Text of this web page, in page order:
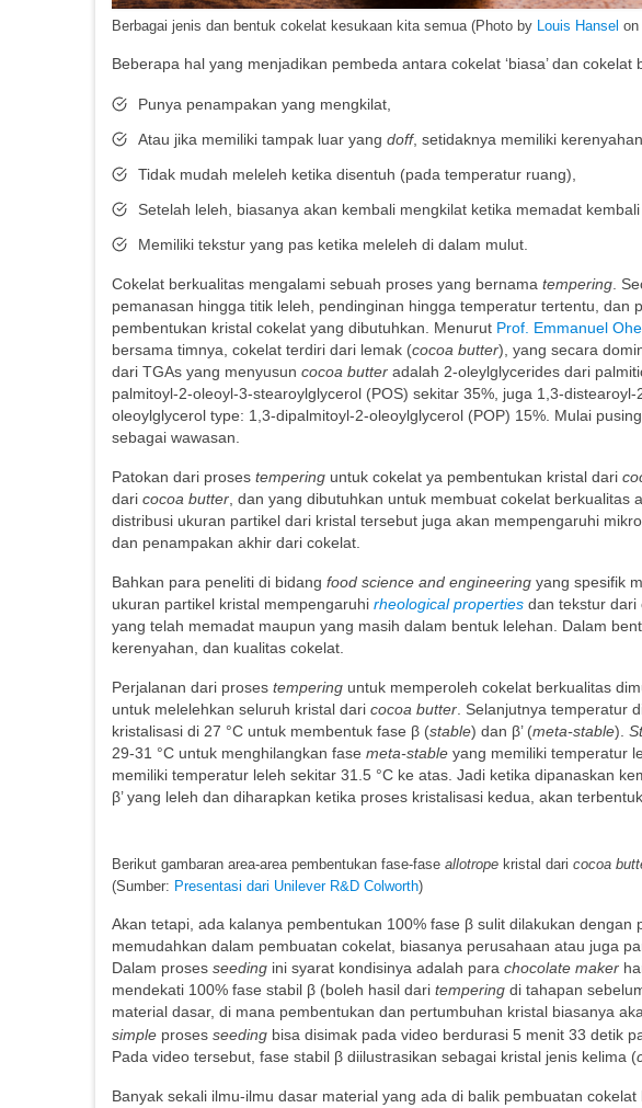
Berbagai jenis dan bentuk cokelat kesukaan kita semua (Photo by Louis Hansel on
Beberapa hal yang menjadikan pembeda antara cokelat ‘biasa’ dan
Punya penampakan yang mengkilat,
Atau jika memiliki tampak luar yang doff, setidaknya memiliki
Tidak mudah meleleh ketika disentuh (pada temperatur ruang),
Setelah leleh, biasanya akan kembali mengkilat ketika memadat kembali
Memiliki tekstur yang pas ketika meleleh di dalam mulut.
Cokelat berkualitas mengalami sebuah proses yang bernama tempering .
pemanasan hingga titik leleh, pendinginan hingga temperatur tertentu, dan
pembentukan kristal cokelat yang dibutuhkan. Menurut Prof. Emmanuel
bersama timnya, cokelat terdiri dari lemak (cocoa butter), yang secara
dari TGAs yang menyusun cocoa butter adalah 2-oleylglycerides dari
palmitoyl-2-oleoyl-3-stearoylglycerol (POS) sekitar 35%, juga 1,3-
oleoylglycerol type: 1,3-dipalmitoyl-2-oleoylglycerol (POP) 15%. Mulai
sebagai wawasan.
Patokan dari proses tempering untuk cokelat ya pembentukan kristal dari
dari cocoa butter , dan yang dibutuhkan untuk membuat cokelat berkualitas
distribusi ukuran partikel dari kristal tersebut juga akan mempengaruhi
dan penampakan akhir dari cokelat.
Bahkan para peneliti di bidang food science and engineering yang spesifik
ukuran partikel kristal mempengaruhi rheological properties dan tekstur dari
yang telah memadat maupun yang masih dalam bentuk lelehan. Dalam
kerenyahan, dan kualitas cokelat.
Perjalanan dari proses tempering untuk memperoleh cokelat berkualitas
untuk melelehkan seluruh kristal dari cocoa butter . Selanjutnya temperatur
kristalisasi di 27 °C untuk membentuk fase β (stable) dan β’ (meta-stable).
29-31 °C untuk menghilangkan fase meta-stable yang memiliki temperatur
memiliki temperatur leleh sekitar 31.5 °C ke atas. Jadi ketika dipanaskan
β’ yang leleh dan diharapkan ketika proses kristalisasi kedua, akan
Berikut gambaran area-area pembentukan fase-fase allotrope kristal dari cocoa
(Sumber: Presentasi dari Unilever R&D Colworth)
Akan tetapi, ada kalanya pembentukan 100% fase β sulit dilakukan dengan
memudahkan dalam pembuatan cokelat, biasanya perusahaan atau juga
Dalam proses seeding ini syarat kondisinya adalah para chocolate maker
mendekati 100% fase stabil β (boleh hasil dari tempering di tahapan
material dasar, di mana pembentukan dan pertumbuhan kristal biasanya
simple proses seeding bisa disimak pada video berdurasi 5 menit 33 detik
Pada video tersebut, fase stabil β diilustrasikan sebagai kristal jenis kelima (
Banyak sekali ilmu-ilmu dasar material yang ada di balik pembuatan